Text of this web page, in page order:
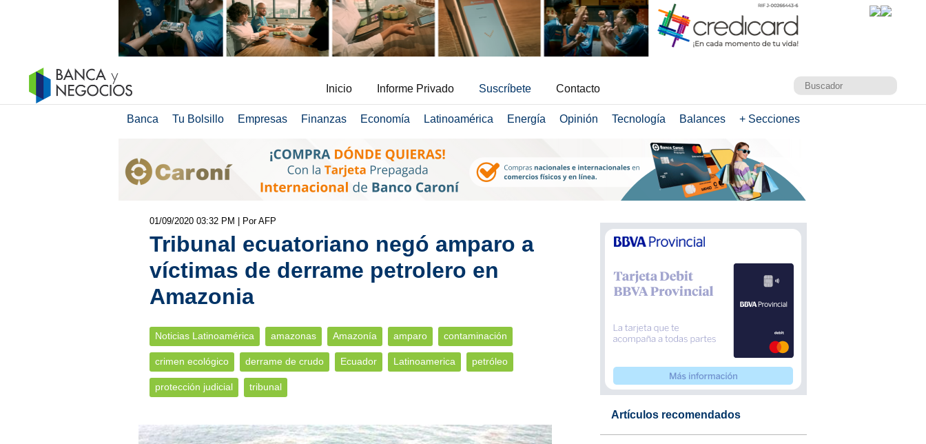
Inicio Informe Privado Suscríbete Contacto
Banca Tu Bolsillo Empresas Finanzas Economía Latinoamérica Energía Opinión Tecnología Balances + Secciones
01/09/2020 03:32 PM | Por AFP
Tribunal ecuatoriano negó amparo a
víctimas de derrame petrolero en
Amazonia
Noticias Latinoamérica amazonas Amazonía amparo contaminación
crimen ecológico derrame de crudo Ecuador Latinoamerica petróleo
protección judicial tribunal
Artículos recomendados